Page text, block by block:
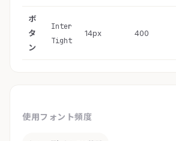
ボ
タ
ン
Inter
Tight
14px 400
使用フォント頻度